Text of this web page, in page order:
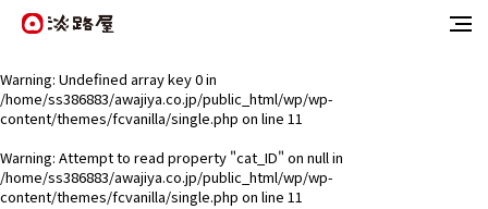
Warning: Undefined array key 0 in
/home/ss386883/awajiya.co.jp/public_html/wp/wp-
content/themes/fcvanilla/single.php on line 11
Warning: Attempt to read property "cat_ID" on null in
/home/ss386883/awajiya.co.jp/public_html/wp/wp-
content/themes/fcvanilla/single.php on line 11